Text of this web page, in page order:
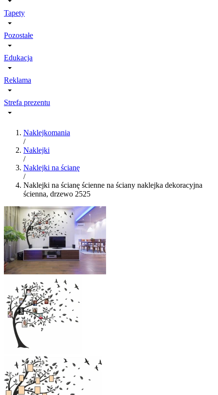
Tapety
Pozostałe
Edukacja
Reklama
Strefa prezentu
Naklejkomania
/
Naklejki
/
Naklejki na ścianę
/
Naklejki na ścianę ścienne na ściany naklejka dekoracyjna
ścienna, drzewo 2525